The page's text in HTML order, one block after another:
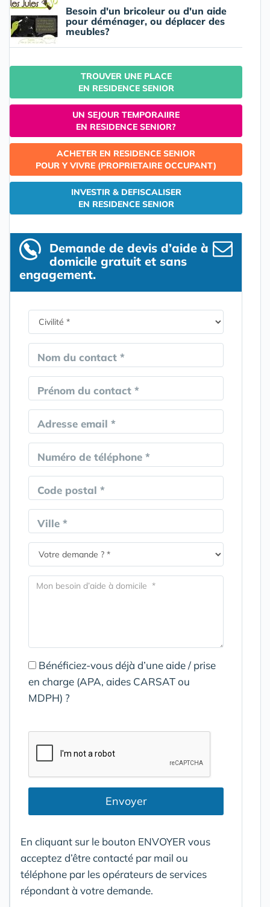
Besoin d'un bricoleur ou d'un aide
pour déménager, ou déplacer des
meubles?
TROUVER UNE PLACE
EN RESIDENCE SENIOR
UN SEJOUR TEMPORAIIRE
EN RESIDENCE SENIOR?
ACHETER EN RESIDENCE SENIOR
POUR Y VIVRE (PROPRIETAIRE OCCUPANT)
INVESTIR & DEFISCALISER
EN RESIDENCE SENIOR
Demande de devis d’aide à
domicile gratuit et sans
engagement.
Nom du contact *
Prénom du contact *
Adresse email *
Numéro de téléphone *
Code postal *
Ville *
Bénéficiez-vous déjà d’une aide / prise
en charge (APA, aides CARSAT ou
MDPH) ?
Envoyer
En cliquant sur le bouton ENVOYER vous
acceptez d’être contacté par mail ou
téléphone par les opérateurs de services
répondant à votre demande.